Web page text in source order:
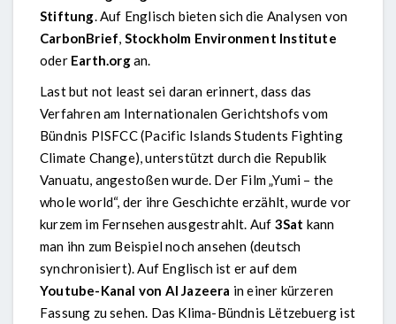
Stiftung . Auf Englisch bieten sich die Analysen von
CarbonBrief Stockholm Environment Institute
oder Earth.organ.
Last but not least sei daran erinnert, dass das
Verfahren am Internationalen Gerichtshofs vom
Bündnis PISFCC (Pacific Islands Students Fighting
Climate Change), unterstützt durch die Republik
Vanuatu, angestoßen wurde. Der Film „Yumi – the
whole world“, der ihre Geschichte erzählt, wurde vor
kurzem im Fernsehen ausgestrahlt. Auf 3Sat kann
man ihn zum Beispiel noch ansehen (deutsch
synchronisiert). Auf Englisch ist er auf dem
Youtube-Kanal von Al Jazeera in einer kürzeren
Fassung zu sehen. Das Klima-Bündnis Lëtzebuerg ist